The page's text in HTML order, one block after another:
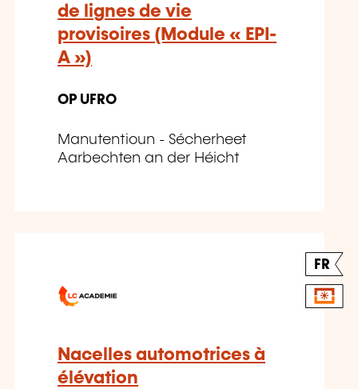
de lignes de vie
provisoires (Module « EPI-
A »)
OP UFRO
Manutentioun - Sécherheet
Aarbechten an der Héicht
FR
Nacelles automotrices à
élévation